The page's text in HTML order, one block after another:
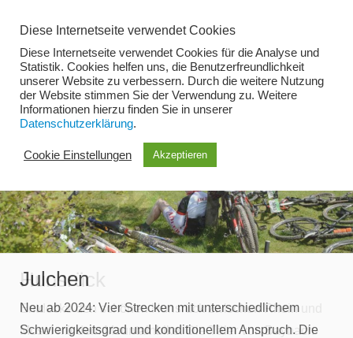
Inhalt
springen
Menü
Julchen
Neu ab 2024: Vier Strecken mit unterschiedlichem
Schwierigkeitsgrad und konditionellem Anspruch. Die
Hunsrück
Entdecke den schönen Hunsrück zwischen Rhein und
Mosel mit dem Mountainbike. Die Täler von Baybach-
Diese Internetseite verwendet Cookies
Diese Internetseite verwendet Cookies für die Analyse und
Statistik. Cookies helfen uns, die Benutzerfreundlichkeit
unserer Website zu verbessern. Durch die weitere Nutzung
der Website stimmen Sie der Verwendung zu. Weitere
Informationen hierzu finden Sie in unserer
Datenschutzerklärung.
Cookie Einstellungen Akzeptieren